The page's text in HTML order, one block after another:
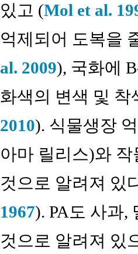
있고 (Mol et al.
억제되어 도복을
al. 2009), 국화에
화색의 변색 및
2010). 식물생장
아마 릴리스)와
것으로 알려져 있
1967). PA도 사과,
것으로 알려져 있